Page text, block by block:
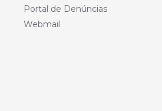
Portal de Denúncias
Webmail